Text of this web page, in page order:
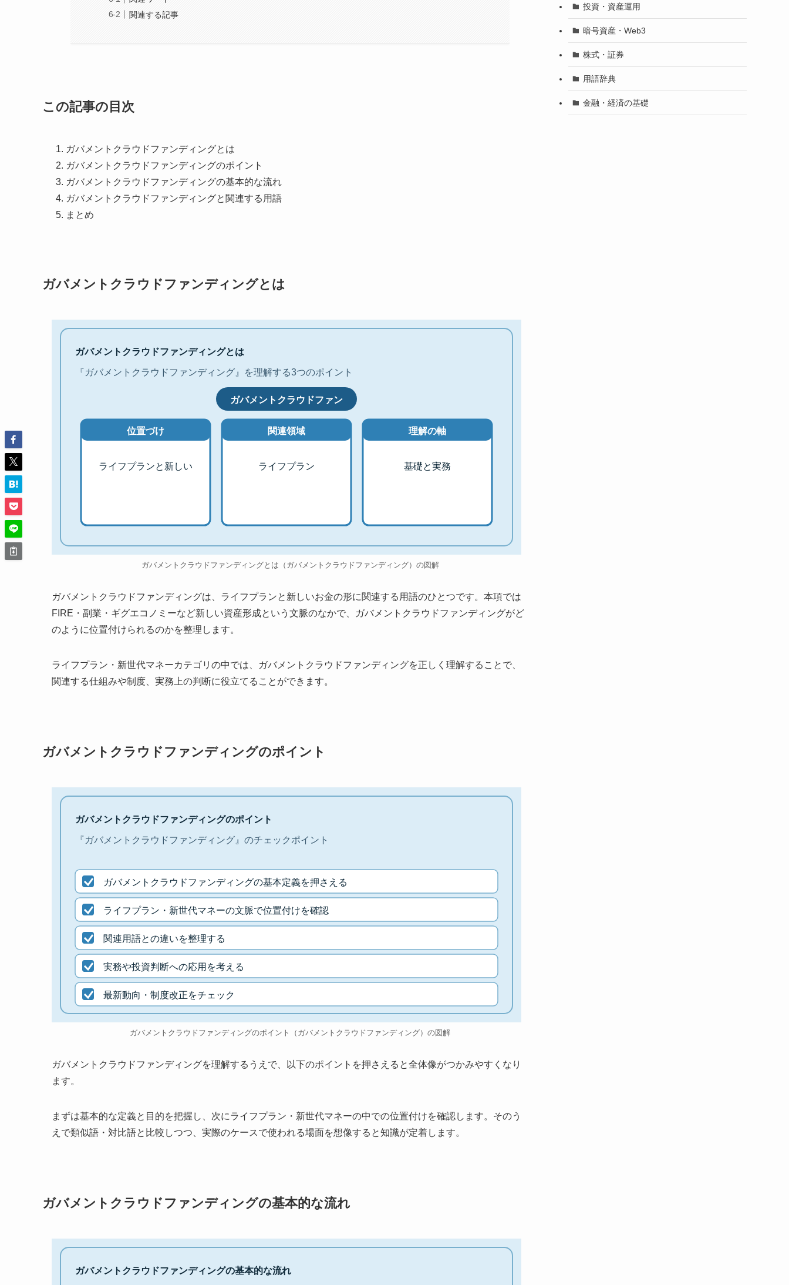
関連する記事
この記事の目次
ガバメントクラウドファンディングとは
ガバメントクラウドファンディングのポイント
ガバメントクラウドファンディングの基本的な流れ
ガバメントクラウドファンディングと関連する用語
まとめ
ガバメントクラウドファンディングとは
ガバメントクラウドファンディングとは
『ガバメントクラウドファンディング』を理解する3つのポイント
ガバメントクラウドファン
位置づけ
ライフプランと新しい
関連領域
ライフプラン
理解の軸
基礎と実務
ガバメントクラウドファンディングとは（ガバメントクラウドファンディング）の図解
ガバメントクラウドファンディングは、ライフプランと新しいお金の形に関連する用語のひとつです。本項では
FIRE・副業・ギグエコノミーなど新しい資産形成という文脈のなかで、ガバメントクラウドファンディングがど
のように位置付けられるのかを整理します。
ライフプラン・新世代マネーカテゴリの中では、ガバメントクラウドファンディングを正しく理解することで、
関連する仕組みや制度、実務上の判断に役立てることができます。
ガバメントクラウドファンディングのポイント
ガバメントクラウドファンディングのポイント
『ガバメントクラウドファンディング』のチェックポイント
ガバメントクラウドファンディングの基本定義を押さえる
ライフプラン・新世代マネーの文脈で位置付けを確認
関連用語との違いを整理する
実務や投資判断への応用を考える
最新動向・制度改正をチェック
ガバメントクラウドファンディングのポイント（ガバメントクラウドファンディング）の図解
ガバメントクラウドファンディングを理解するうえで、以下のポイントを押さえると全体像がつかみやすくなり
ます。
まずは基本的な定義と目的を把握し、次にライフプラン・新世代マネーの中での位置付けを確認します。そのう
えで類似語・対比語と比較しつつ、実際のケースで使われる場面を想像すると知識が定着します。
ガバメントクラウドファンディングの基本的な流れ
ガバメントクラウドファンディングの基本的な流れ
投資・資産運用
暗号資産・Web3
株式・証券
用語辞典
金融・経済の基礎